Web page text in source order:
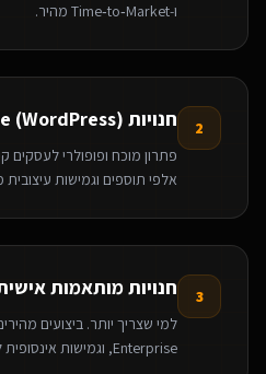
ו‑Time‑to‑Market מהיר.
2 חנויות WooCommerce (WordPress)
פתרון מוכח ופופולרי לעסקים
אלפי תוספים וגמישות
3 חנויות מותאמות
למי שצריך יותר. ביצועים
Enterprise, וגמישות אינסופית למימוש תהליכי מכירה ייחודיים.